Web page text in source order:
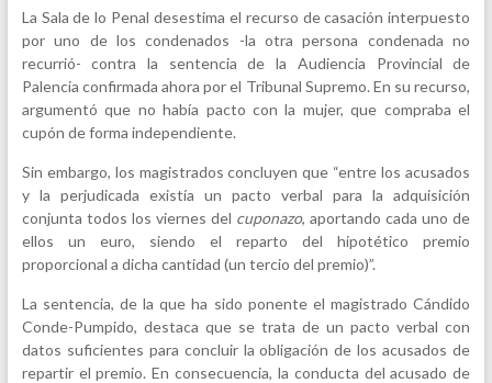
La Sala de lo Penal desestima el recurso de casación interpuesto
por uno de los condenados -la otra persona condenada no
recurrió- contra la sentencia de la Audiencia Provincial de
Palencia confirmada ahora por el Tribunal Supremo. En su recurso,
argumentó que no había pacto con la mujer, que compraba el
cupón de forma independiente.
Sin embargo, los magistrados concluyen que “entre los acusados
y la perjudicada existía un pacto verbal para la adquisición
conjunta todos los viernes del cuponazo, aportando cada uno de
ellos un euro, siendo el reparto del hipotético premio
proporcional a dicha cantidad (un tercio del premio)”.
La sentencia, de la que ha sido ponente el magistrado Cándido
Conde-Pumpido, destaca que se trata de un pacto verbal con
datos suficientes para concluir la obligación de los acusados de
repartir el premio. En consecuencia, la conducta del acusado de